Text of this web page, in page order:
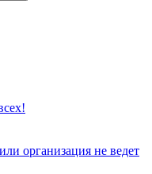
организация не ведет